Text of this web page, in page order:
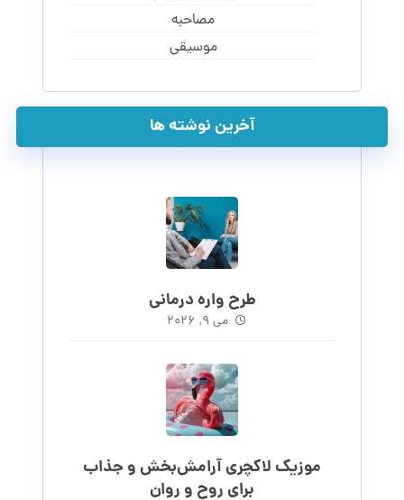
مصاحبه
موسیقی
آخرین نوشته ها
طرح واره درمانی
می ۹, ۲۰۲۶
موزیک لاکچری آرامش‌بخش‌ و جذاب‌
برای روح و روان